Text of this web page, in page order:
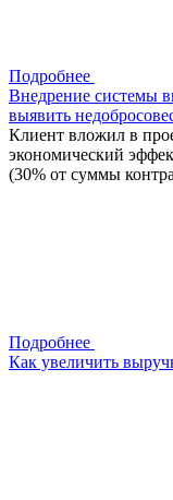
Подробнее
Внедрение системы
выявить
Клиент вложил в
экономический
(30% от суммы
Подробнее
Как увеличить